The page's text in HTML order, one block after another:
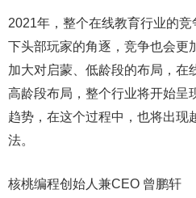
2021年，整个在线教育行业的
下头部玩家的角逐，竞争也会更
加大对启蒙、低龄段的布局，在
高龄段布局，整个行业将开始呈
趋势，在这个过程中，也将出现
法。
核桃编程创始人兼CEO 曾鹏轩